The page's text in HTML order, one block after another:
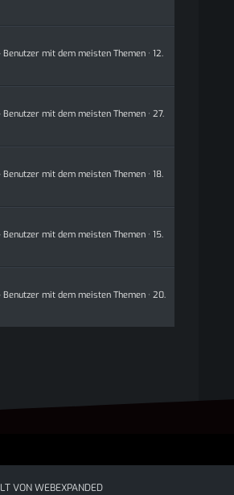
Benutzer mit dem meisten Themen 12.
Benutzer mit dem meisten Themen 27.
Benutzer mit dem meisten Themen 18.
Benutzer mit dem meisten Themen 15.
Benutzer mit dem meisten Themen 20.
VON WEBEXPANDED